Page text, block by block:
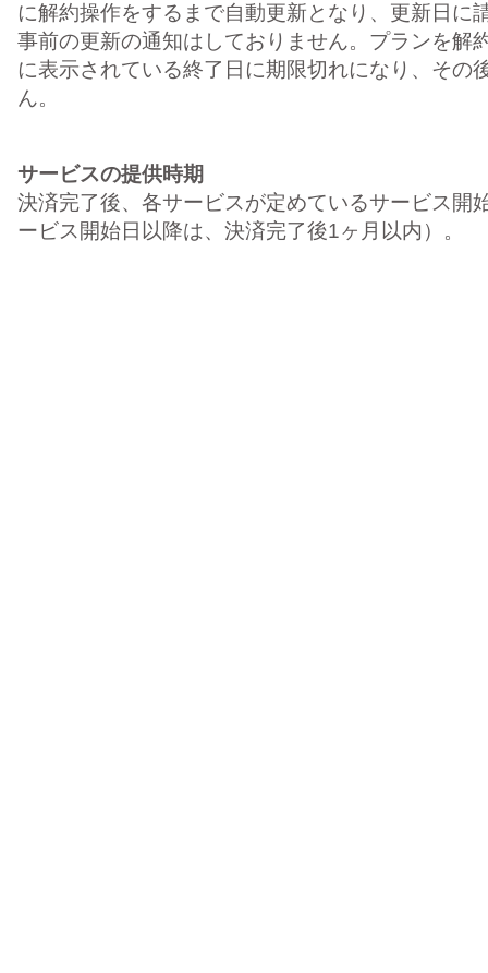
に解約操作をするまで自動更新となり、更新日に
事前の更新の通知はしておりません。プランを解
に表示されている終了日に期限切れになり、その
ん。
サービスの提供時期
決済完了後、各サービスが定めているサービス開
ービス開始日以降は、決済完了後1ヶ月以内）。